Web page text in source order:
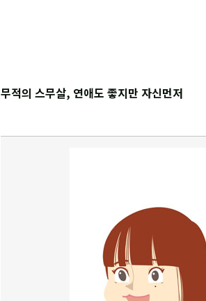
무적의 스무살, 연애도 좋지만 자신먼저